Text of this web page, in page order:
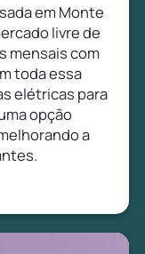
em Monte
livre de
mensais com
toda essa
elétricas para
opção
a